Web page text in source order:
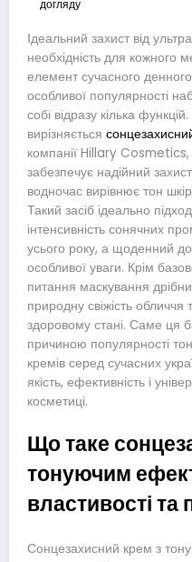
догляду
Ідеальний захист від
необхідність для кожного
елемент сучасного
особливої популярності
собі відразу кілька
вирізняється
компанії Hillary Cosmetics,
забезпечує надійний
водночас вирівнює тон
Такий засіб ідеально
інтенсивність сонячних
усього року, а щоденний
особливої уваги. Крім
питання маскування
природну свіжість
здоровому стані. Саме ця
причиною популярності
кремів серед сучасних
якість, ефективність і
косметиці.
Що таке
тонуючим
властивості та
Сонцезахисний крем з